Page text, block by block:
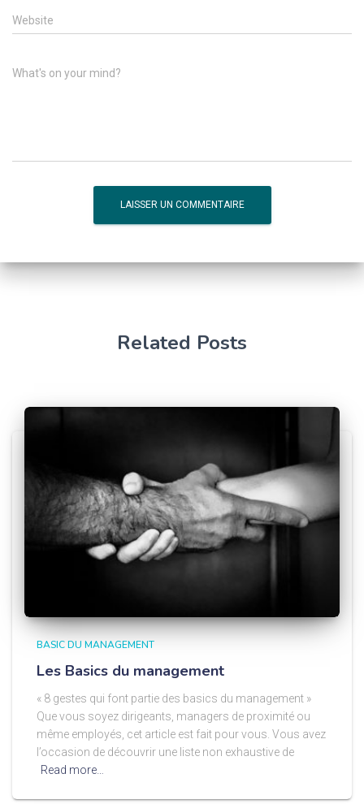
Website
What's on your mind?
Related Posts
BASIC DU MANAGEMENT
Les Basics du management
« 8 gestes qui font partie des basics du management »
Que vous soyez dirigeants, managers de proximité ou
même employés, cet article est fait pour vous. Vous avez
l’occasion de découvrir une liste non exhaustive de
Read more…